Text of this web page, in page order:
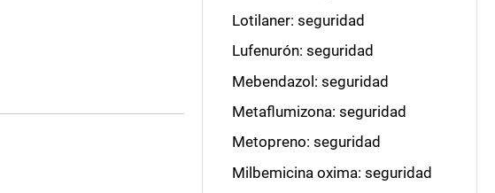
Lotilaner: seguridad
Lufenurón: seguridad
Mebendazol: seguridad
Metaflumizona: seguridad
Metopreno: seguridad
Milbemicina oxima: seguridad